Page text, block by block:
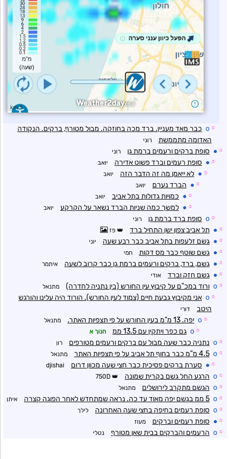
☼
o כבר מאד מעניין. ברד מכה בחוזקה. מבול מטורף, ברקים. הנקודה
האדומה מתממשת
רוני
☼
● סופת ברקים ורעמים ברמת גן רוני
☼
● סופת רעמים וברד פשוט אדירה יואב
☼
● לא ייאמן מה זה הדבר הזה יואב
☼
● הברד נערם יואב
☼
● כמויות גדולות בתל אביב יואב
☼
● למשך כמה שניות הברד נשאר על הקרקע יואב
☼
o סופת ברד ברמת גן רוני
☼
● תל אביב צפון ישן התחיל ברד פז
☼
● גשם זלעפות בתל אביב כבר רבע שעה יוני
☼
● גשם שוטף כבר מס דקות חמי
☼
● גשם, ברד, ברקים ורעמים ברמת גן כבר קרוב לשעה איתמר
☼
● גשם חזק וברד אודי
☼
o ורוד במכ"ם על קיבוץ עין החורש (בין נתניה לחדרה) מתנאל
☼
o אני מקיבוץ גבעת חיים (צמוד לעין החורש). הורוד היה עלינו והורגש
היטב
דורי
☼
o יפה. 13 מ"מ בעין החורש על פי תצפיות האתר. מתנאל
☼
o גם כפר ויתקין עם 13.5 ממ חנוך א
☼
o נתניה כבר שעה מבול עם ברקים ורעמים מטורפים רון
☼
o 4.5 מ"מ כבר בחוף תל אביב על פי תצפיות האתר מתנאל
☼
● סערת ברקים פסיכית כבר חצי שעה מכוון דרום djishai
☼
o הרגע החל גשם בקרית שמונה
☼
o הגשם מתקרב לירושלים מתנאל
☼
o 5 ממ בגשם יפה מאוד עד כה. נראה שמתחדש לאחר הפוגה קצרה איתן
☼
o סופת רעמים בחיפה בחצי שעה האחרונה לילך
☼
● סופת רעמים וברקים מעוז
☼
o הרעמים והברקים בבית שאן מטורף נטלי